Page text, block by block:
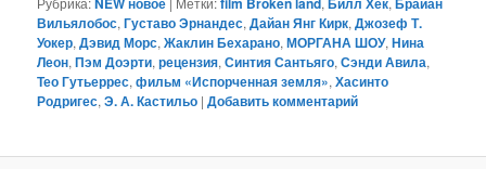
Вильялобос,Густаво Эрнандес,Дайан Янг Кирк,Джозеф Т.
Уокер,Дэвид Морс,Жаклин Бехарано,МОРГАНА ШОУ,Нина
Леон,Пэм Доэрти,рецензия,Синтия Сантьяго,Сэнди Авила,
Тео Гутьеррес,фильм «Испорченная земля»,Хасинто
Родригес,Э. А. Кастильо |Добавить комментарий